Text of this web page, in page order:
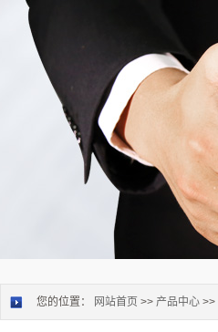
您的位置： 网站首页 >> 产品中心 >>